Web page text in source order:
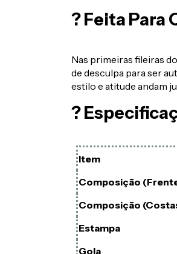
? Feita Para
Nas primeiras fileiras
de desculpa para ser
estilo e atitude andam
?
Item
Composição
Composição
Estampa
Gola